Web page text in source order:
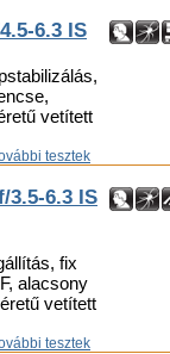
6.3 IS
vetített
tesztek
3.5-6.3 IS
fix
alacsony
vetített
tesztek